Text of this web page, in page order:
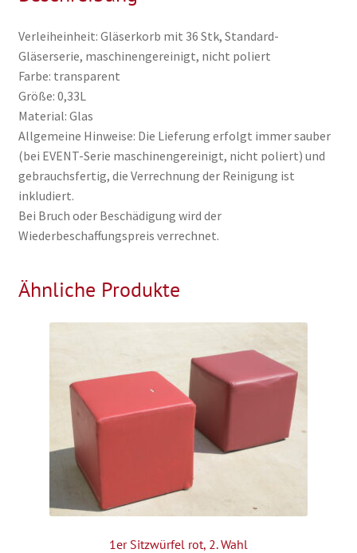
Verleiheinheit: Gläserkorb mit 36 Stk, Standard-
Gläserserie, maschinengereinigt, nicht poliert
Farbe: transparent
Größe: 0,33L
Material: Glas
Allgemeine Hinweise: Die Lieferung erfolgt immer sauber
(bei EVENT-Serie maschinengereinigt, nicht poliert) und
gebrauchsfertig, die Verrechnung der Reinigung ist
inkludiert.
Bei Bruch oder Beschädigung wird der
Wiederbeschaffungspreis verrechnet.
Ähnliche Produkte
1er Sitzwürfel rot, 2. Wahl